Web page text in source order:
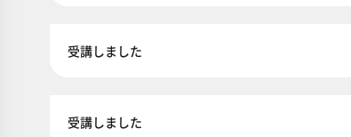
受講しました
受講しました